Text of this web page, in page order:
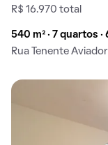
R$ 16.970 total
540 m² · 7 quartos ·
Rua Tenente